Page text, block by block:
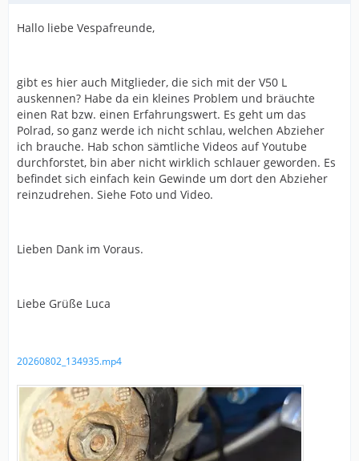
Hallo liebe Vespafreunde,
gibt es hier auch Mitglieder, die sich mit der V50 L
auskennen? Habe da ein kleines Problem und bräuchte
einen Rat bzw. einen Erfahrungswert. Es geht um das
Polrad, so ganz werde ich nicht schlau, welchen Abzieher
ich brauche. Hab schon sämtliche Videos auf Youtube
durchforstet, bin aber nicht wirklich schlauer geworden. Es
befindet sich einfach kein Gewinde um dort den Abzieher
reinzudrehen. Siehe Foto und Video.
Lieben Dank im Voraus.
Liebe Grüße Luca
20260802_134935.mp4